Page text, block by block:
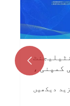
کمپنی ،
کریں
